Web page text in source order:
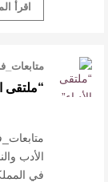
اقرأ
والنشر
“ملتقى
في